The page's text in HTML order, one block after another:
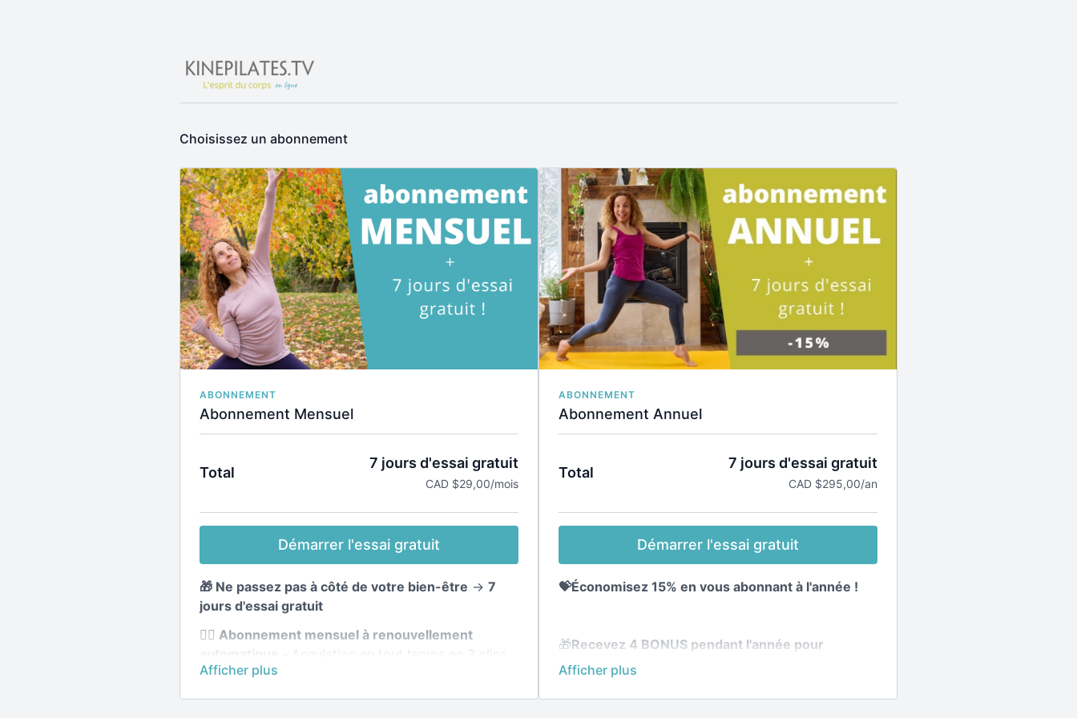
Choisissez un abonnement
ABONNEMENT
Abonnement Mensuel
Total
7 jours d'essai gratuit
CAD $29,00/mois
Démarrer l'essai gratuit
🎁 Ne passez pas à côté de votre bien-être → 7
jours d'essai gratuit
🧘‍♀️ Abonnement mensuel à renouvellement
automatique -
Annulation en tout temps en 3 clics.
Accès illimité à toute la plateforme ▸
Application incluse
ABONNEMENT
Abonnement Annuel
Total
7 jours d'essai gratuit
CAD $295,00/an
Démarrer l'essai gratuit
💝Économisez 15% en vous abonnant à l'année !
🎁Recevez 4 BONUS pendant l'année pour
transformez votre silhouette avec des recettes et
des plans nutritionnels selon les saisons !